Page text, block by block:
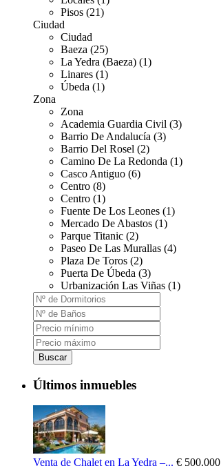
Pisos (21)
Ciudad
Ciudad
Baeza (25)
La Yedra (Baeza) (1)
Linares (1)
Úbeda (1)
Zona
Zona
Academia Guardia Civil (3)
Barrio De Andalucía (3)
Barrio Del Rosel (2)
Camino De La Redonda (1)
Casco Antiguo (6)
Centro (8)
Centro (1)
Fuente De Los Leones (1)
Mercado De Abastos (1)
Parque Titanic (2)
Paseo De Las Murallas (4)
Plaza De Toros (2)
Puerta De Úbeda (3)
Urbanización Las Viñas (1)
Buscar
Últimos inmuebles
Venta de Chalet en La Yedra –... € 500.000